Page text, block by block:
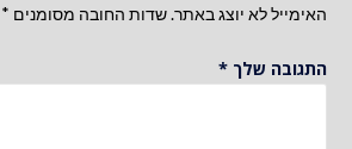
האימייל לא יוצג באתר.שדות החובה מסומנים *
התגובה שלך *